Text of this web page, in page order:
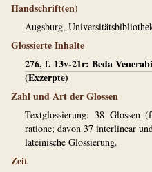
Handschrift(en)
Augsburg,
Glossierte Inhalte
276, f. 13v-21r: Beda
(Exzerpte)
Zahl und Art der Glossen
Textglossierung: 38 Glossen
ratione; davon 37 interlinear
lateinische Glossierung.
Zeit